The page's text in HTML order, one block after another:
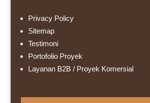
Privacy Policy
Sitemap
Testimoni
Portofolio Proyek
Layanan B2B / Proyek Komersial